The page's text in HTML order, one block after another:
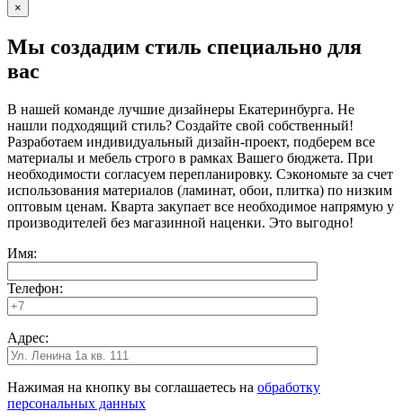
×
Мы создадим стиль специально для
вас
В нашей команде лучшие дизайнеры Екатеринбурга. Не
нашли подходящий стиль? Создайте свой собственный!
Разработаем индивидуальный дизайн-проект, подберем все
материалы и мебель строго в рамках Вашего бюджета. При
необходимости согласуем перепланировку. Сэкономьте за счет
использования материалов (ламинат, обои, плитка) по низким
оптовым ценам. Кварта закупает все необходимое напрямую у
производителей без магазинной наценки. Это выгодно!
Имя:
Телефон:
Адрес:
Нажимая на кнопку вы соглашаетесь на обработку
персональных данных